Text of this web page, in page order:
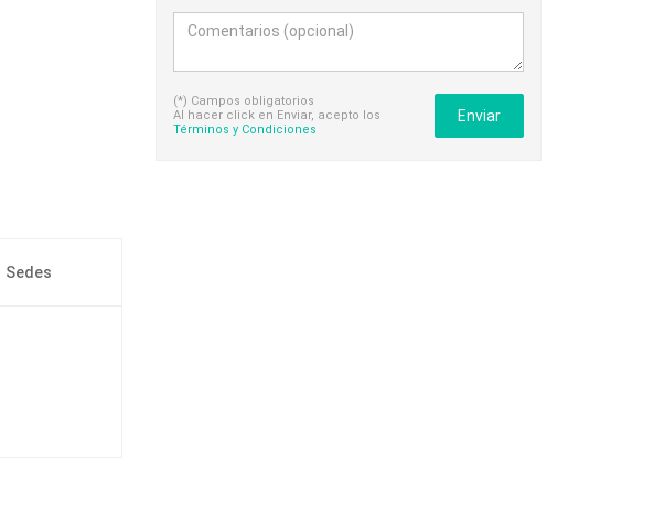
(*) Campos obligatorios
Al hacer click en Enviar, acepto los
Términos y Condiciones
Enviar
Sedes